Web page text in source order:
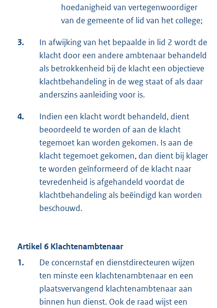
hoedanigheid van vertegenwoordiger
van de gemeente of lid van het college;
3.
In afwijking van het bepaalde in lid 2 wordt de
klacht door een andere ambtenaar behandeld
als betrokkenheid bij de klacht een objectieve
klachtbehandeling in de weg staat of als daar
anderszins aanleiding voor is.
4.
Indien een klacht wordt behandeld, dient
beoordeeld te worden of aan de klacht
tegemoet kan worden gekomen. Is aan de
klacht tegemoet gekomen, dan dient bij klager
te worden geïnformeerd of de klacht naar
tevredenheid is afgehandeld voordat de
klachtbehandeling als beëindigd kan worden
beschouwd.
Artikel 6 Klachtenambtenaar
1.
De concernstaf en dienstdirecteuren wijzen
ten minste een klachtenambtenaar en een
plaatsvervangend klachtenambtenaar aan
binnen hun dienst. Ook de raad wijst een